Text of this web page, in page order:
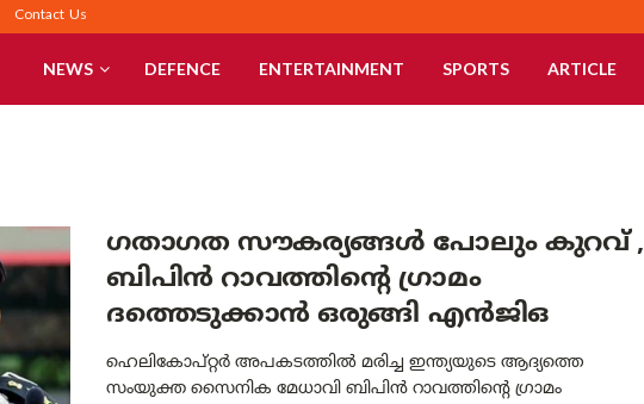
Contact Us
NEWS DEFENCE ENTERTAINMENT SPORTS ARTICLE
ഗതാഗത സൗകര്യങ്ങൾ പോലും കുറവ് ,
ബിപിൻ റാവത്തിന്റെ ഗ്രാമം
ദത്തെടുക്കാൻ ഒരുങ്ങി എൻജിഒ
ഹെലികോപ്റ്റർ അപകടത്തിൽ മരിച്ച ഇന്ത്യയുടെ ആദ്യത്തെ
സംയുക്ത സൈനിക മേധാവി ബിപിൻ റാവത്തിന്റെ ഗ്രാമം